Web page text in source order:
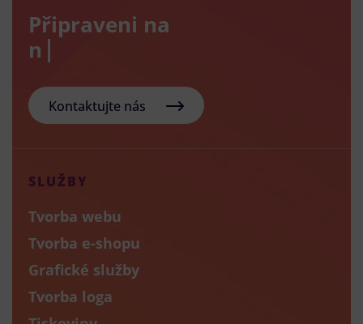
Připraveni na
nový e-
Kontaktujte nás
SLUŽBY
Tvorba webu
Tvorba e-shopu
Grafické služby
Tvorba loga